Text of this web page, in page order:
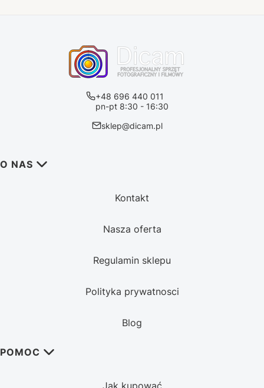
+48 696 440 011
pn-pt 8:30 - 16:30
sklep@dicam.pl
Linki w stopce
O NAS
Kontakt
Nasza oferta
Regulamin sklepu
Polityka prywatnosci
Blog
POMOC